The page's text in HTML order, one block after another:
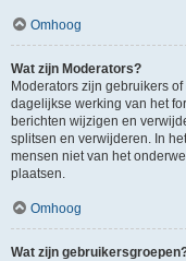
Omhoog
Wat zijn Moderators?
Moderators zijn gebruikers
dagelijkse werking van het
berichten wijzigen en
splitsen en verwijderen. In
mensen niet van het
plaatsen.
Omhoog
Wat zijn